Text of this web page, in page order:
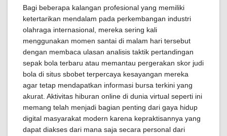
Bagi beberapa kalangan profesional yang memiliki
ketertarikan mendalam pada perkembangan industri
olahraga internasional, mereka sering kali
menggunakan momen santai di malam hari tersebut
dengan membaca ulasan analisis taktik pertandingan
sepak bola terbaru atau memantau pergerakan skor judi
bola di situs sbobet terpercaya kesayangan mereka
agar tetap mendapatkan informasi bursa terkini yang
akurat. Aktivitas hiburan online di dunia virtual seperti ini
memang telah menjadi bagian penting dari gaya hidup
digital masyarakat modern karena kepraktisannya yang
dapat diakses dari mana saja secara personal dari